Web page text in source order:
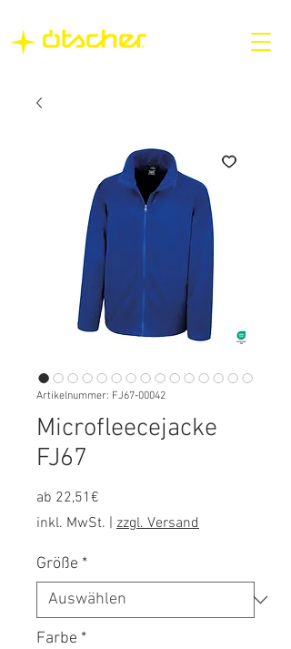
Artikelnummer: FJ67-00042
Microfleecejacke
FJ67
ab 22,51€
Preis
inkl. MwSt. zzgl. Versand
Größe *
Farbe *